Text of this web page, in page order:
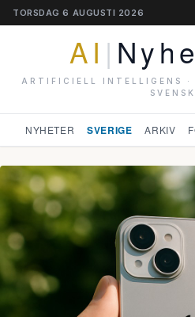
TORSDAG 6 AUGUSTI 2026
AI |
ARTIFICIELL INTELLIGENS ·
NYHETER SVERIGE ARKIV